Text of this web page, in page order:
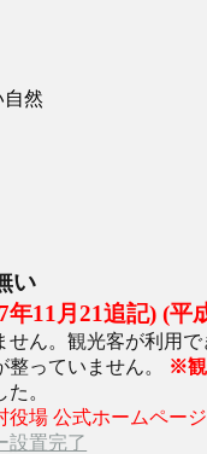
自然
い
年11月21追記) (平
せん。観光客が利用
整っていません。
※観
た。
役場 公式ホームページ
設置完了